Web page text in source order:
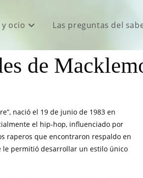
ocio Las preguntas del
de
nació el 19 de junio de 1983 en
el hip-hop, influenciado por
raperos que encontraron respaldo en
le permitió desarrollar un estilo único